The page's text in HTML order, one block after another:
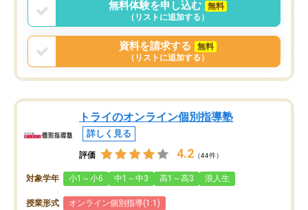
無料体験を申し込む
無料
（リストに追加する）
資料を請求する
無料
（リストに追加する）
トライのオンライン個別指導塾
詳しく見る
評価 4.2 （44件）
対象学年 小1～小6 中1～中3 高1～高3 浪人生
授業形式 オンライン個別指導(1:1)